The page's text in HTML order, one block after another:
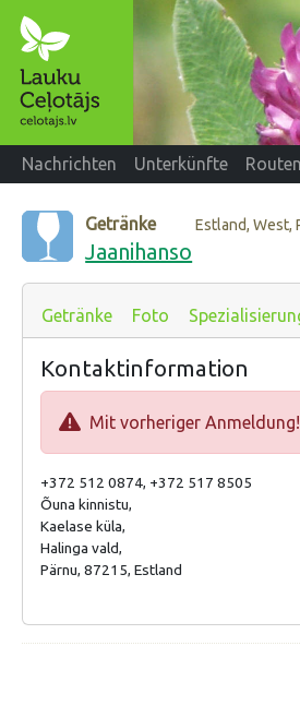
Nachrichten Unterkünfte Routen
Getränke Estland, West,
Jaanihanso
Getränke Foto
Kontaktinformation
Mit vorheriger Anmeldung!
+372 512 0874, +372 517 8505
Õuna kinnistu,
Kaelase küla,
Halinga vald,
Pärnu, 87215, Estland